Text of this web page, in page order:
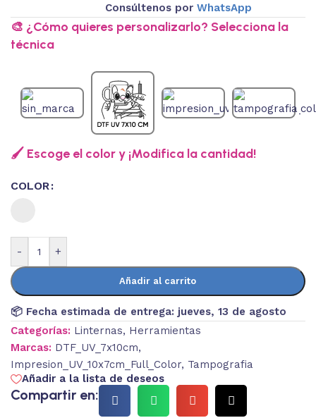
Consúltenos por WhatsApp
🎨 ¿Cómo quieres personalizarlo? Selecciona la
técnica
🖌️ Escoge el color y ¡Modifica la cantidad!
COLOR
- +
Añadir al carrito
📦 Fecha estimada de entrega: jueves, 13 de agosto
Categorías: Linternas, Herramientas
Marcas: DTF_UV_7x10cm,
Impresion_UV_10x7cm_Full_Color, Tampografia
Añadir a la lista de deseos
Compartir en: